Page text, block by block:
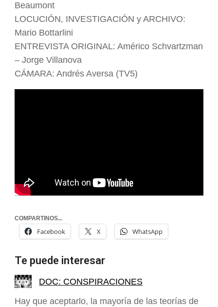
Beaumont
LOCUCIÓN, INVESTIGACIÓN y ARCHIVO:
Mario Bottarlini
ENTREVISTA ORIGINAL: Américo Schvartzman
– Jorge Villanova
CÁMARA: Andrés Aversa (TV5)
COMPARTINOS...
Facebook X WhatsApp
Te puede interesar
DOC: CONSPIRACIONES
Hay que aceptarlo, la mayoría de las teorías de